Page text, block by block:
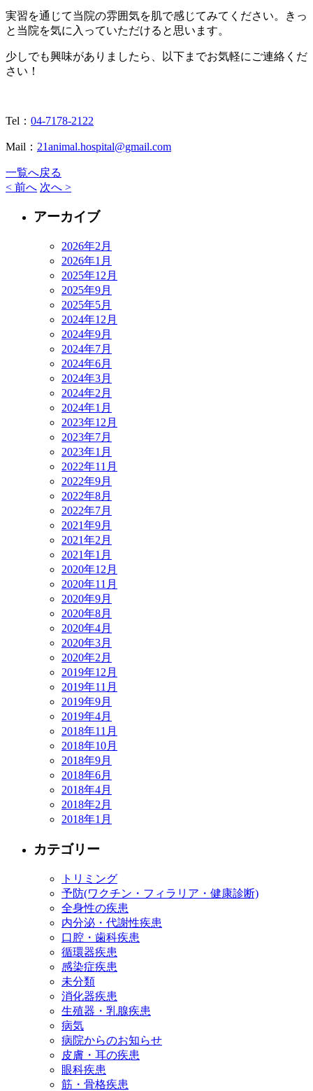
実習を通じて当院の雰囲気を肌で感じてみてください。きっ
と当院を気に入っていただけると思います。
少しでも興味がありましたら、以下までお気軽にご連絡くだ
さい！
Tel： 04-7178-2122
Mail： 21animal.hospital@gmail.com
一覧へ戻る
< 前へ 次へ >
アーカイブ
2026年2月
2026年1月
2025年12月
2025年9月
2025年5月
2024年12月
2024年9月
2024年7月
2024年6月
2024年3月
2024年2月
2024年1月
2023年12月
2023年7月
2023年1月
2022年11月
2022年9月
2022年8月
2022年7月
2021年9月
2021年2月
2021年1月
2020年12月
2020年11月
2020年9月
2020年8月
2020年4月
2020年3月
2020年2月
2019年12月
2019年11月
2019年9月
2019年4月
2018年11月
2018年10月
2018年9月
2018年6月
2018年4月
2018年2月
2018年1月
カテゴリー
トリミング
予防(ワクチン・フィラリア・健康診断)
全身性の疾患
内分泌・代謝性疾患
口腔・歯科疾患
循環器疾患
感染症疾患
未分類
消化器疾患
生殖器・乳腺疾患
病気
病院からのお知らせ
皮膚・耳の疾患
眼科疾患
筋・骨格疾患